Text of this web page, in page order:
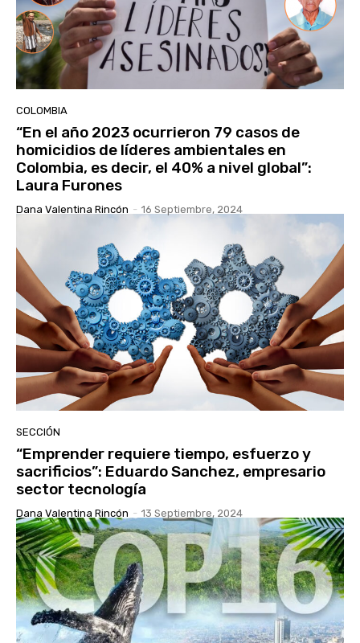
COLOMBIA
“En el año 2023 ocurrieron 79 casos de
homicidios de líderes ambientales en
Colombia, es decir, el 40% a nivel global”:
Laura Furones
Dana Valentina Rincón - 16 Septiembre, 2024
SECCIÓN
“Emprender requiere tiempo, esfuerzo y
sacrificios”: Eduardo Sanchez, empresario
sector tecnología
Dana Valentina Rincón - 13 Septiembre, 2024